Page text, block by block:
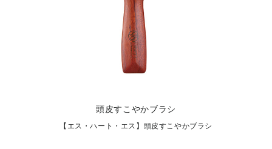
頭皮すこやかブラシ
【エス・ハート・エス】頭皮すこやかブラシ